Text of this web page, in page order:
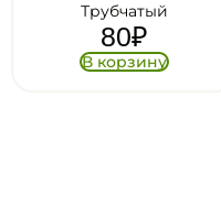
Трубчатый
80₽
В корзину